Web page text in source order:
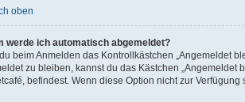
oben
werde ich automatisch abgemeldet?
beim Anmelden das Kontrollkästchen „Angemeldet
zu bleiben, kannst du das Kästchen
befindest. Wenn diese Option nicht zur